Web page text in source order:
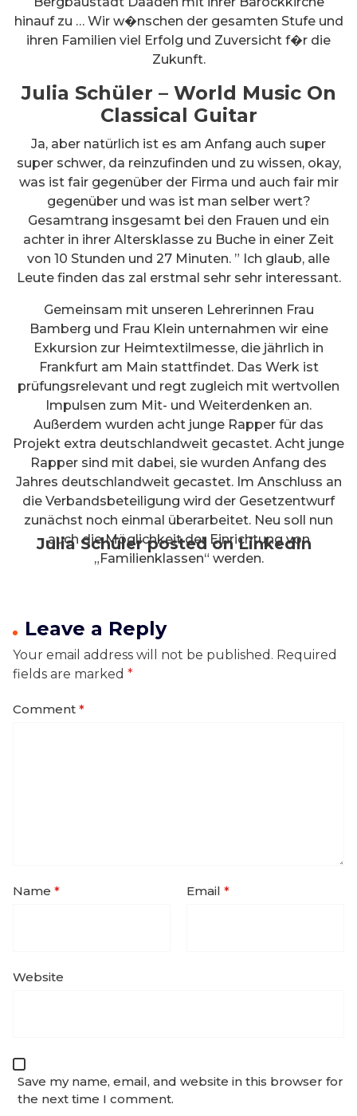
Julia Schüler posted on LinkedIn
hinauf zu … Wir w�nschen der gesamten Stufe und
ihren Familien viel Erfolg und Zuversicht f�r die
Zukunft.
Julia Schüler – World Music On
Classical Guitar
Ja, aber natürlich ist es am Anfang auch super
super schwer, da reinzufinden und zu wissen, okay,
was ist fair gegenüber der Firma und auch fair mir
gegenüber und was ist man selber wert?
Gesamtrang insgesamt bei den Frauen und ein
achter in ihrer Altersklasse zu Buche in einer Zeit
von 10 Stunden und 27 Minuten. ” Ich glaub, alle
Leute finden das zal erstmal sehr sehr interessant.
Gemeinsam mit unseren Lehrerinnen Frau
Bamberg und Frau Klein unternahmen wir eine
Exkursion zur Heimtextilmesse, die jährlich in
Frankfurt am Main stattfindet. Das Werk ist
prüfungsrelevant und regt zugleich mit wertvollen
Impulsen zum Mit- und Weiterdenken an.
Außerdem wurden acht junge Rapper für das
Projekt extra deutschlandweit gecastet. Acht junge
Rapper sind mit dabei, sie wurden Anfang des
Jahres deutschlandweit gecastet. Im Anschluss an
die Verbandsbeteiligung wird der Gesetzentwurf
zunächst noch einmal überarbeitet. Neu soll nun
auch die Möglichkeit der Einrichtung von
„Familienklassen“ werden.
Leave a Reply
Your email address will not be published. Required
fields are marked *
Comment *
Name * Email *
Website
Save my name, email, and website in this browser for
the next time I comment.